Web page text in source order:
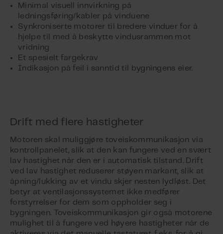
Minimal visuell innvirkning på
ledningsføring/kabler på vinduene
Synkroniserte motorer til bredere vinduer for å
hjelpe til med å beskytte vindusrammen mot
vridning
Et spesielt fargekrav
Indikasjon på feil i sanntid til bygningens eier.
Drift med flere hastigheter
Motoren skal muliggjøre toveiskommunikasjon via
kontrollpanelet, slik at den kan fungere ved en svært
lav hastighet når den er i automatisk tilstand. Drift
ved lav hastighet reduserer støyen markant, slik at
åpning/lukking av et vindu skjer nesten lydløst. Det
betyr at ventilasjonssystemet ikke medfører
forstyrrelser for dem som oppholder seg i
bygningen. Toveiskommunikasjon gir også motorene
mulighet til å fungere ved høyere hastigheter når de